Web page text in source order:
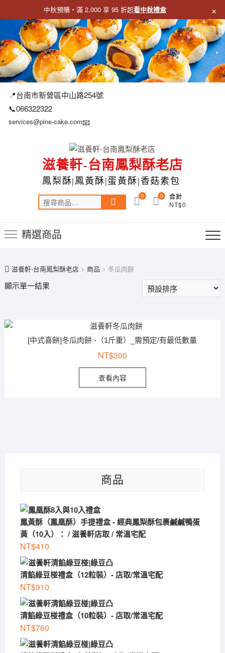
中秋預購・滿 2,000 享 95 折起看中秋禮盒 ×
主
要
內
容
📍台南市新營區中山路254號
📞066322322
📧
services@pine-cake.com
滋養軒-台南鳳梨酥老店
鳳梨酥|鳳黃酥|蛋黃酥|香菇素包
尋
0 合計
NT$0
0
精選商品
滋養軒-台南鳳梨酥老店> 商品 > 冬瓜肉餅
顯示單一結果
[中式喜餅]冬瓜肉餅 -（1斤重）_需預定/有最低數量
NT$300
查看內容
商品
鳳黃酥（鳳凰酥）手提禮盒 - 經典鳳梨酥包裹鹹鹹鴨蛋
黃（10入）： / 滋養軒店取 / 常溫宅配
NT$410
清餡綠豆椪禮盒（12粒裝）- 店取/常溫宅配
NT$910
清餡綠豆椪禮盒（10粒裝）- 店取/常溫宅配
NT$760